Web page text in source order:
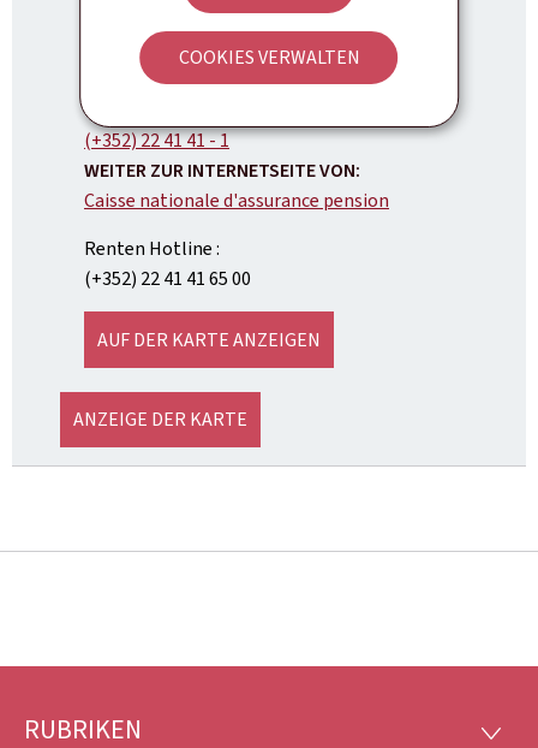
COOKIES VERWALTEN
Caisse nationale d'assurance pension
ADRESSE:
1a, boulevard Prince Henri1724Luxembour
TELEFON:
(+352) 22 41 41 - 1
WEITER ZUR INTERNETSEITE VON:
Caisse nationale d'assurance pension
Renten Hotline :
(+352) 22 41 41 65 00
AUF DER KARTE ANZEIGEN
ANZEIGE DER KARTE
RUBRIKEN